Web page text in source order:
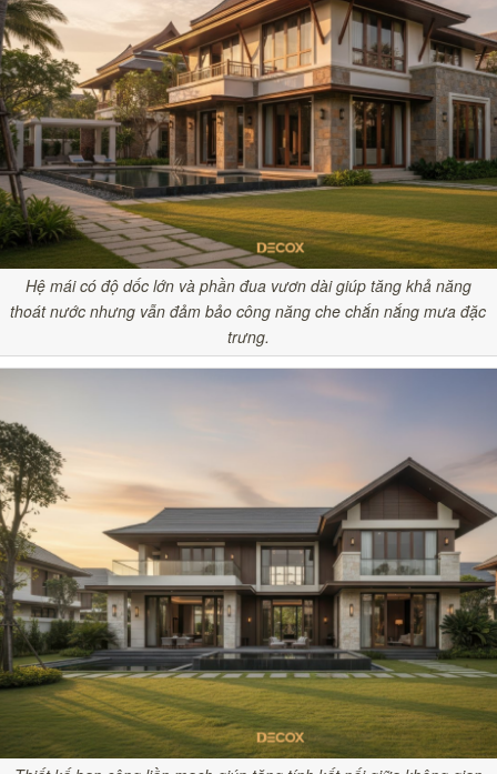
Hệ mái có độ dốc lớn và phần đua vươn dài giúp tăng khả năng
thoát nước nhưng vẫn đảm bảo công năng che chắn nắng mưa đặc
trưng.